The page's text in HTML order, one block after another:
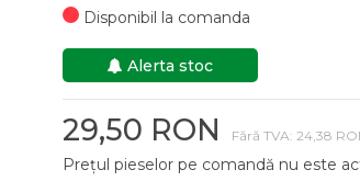
Disponibil la comanda
Alerta stoc
29,50 RON Fără TVA: 24,38
Prețul pieselor pe comandă nu este